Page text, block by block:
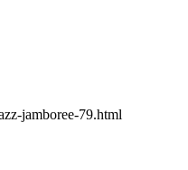
jamboree-79.html